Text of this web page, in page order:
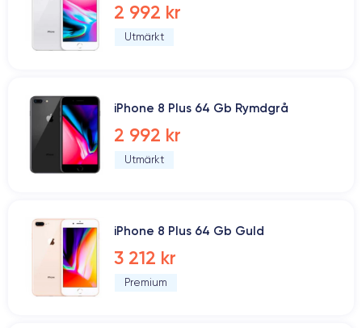
2 992 kr
Utmärkt
iPhone 8 Plus 64 Gb Rymdgrå
2 992 kr
Utmärkt
iPhone 8 Plus 64 Gb Guld
3 212 kr
Premium